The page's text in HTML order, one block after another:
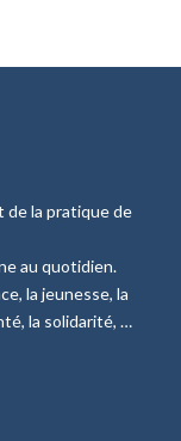
de la pratique de
au quotidien.
la jeunesse, la
la solidarité, …